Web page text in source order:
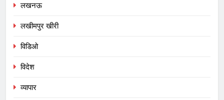
लखनऊ
लखीमपुर खीरी
विडिओ
विदेश
व्यापार